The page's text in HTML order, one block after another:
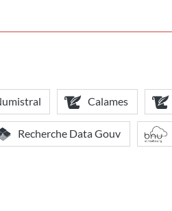
Calames
Recherche Data Gouv